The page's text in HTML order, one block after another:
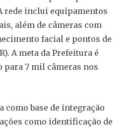
rede inclui equipamentos
além de câmeras com
facial e pontos de
A meta da Prefeitura é
para 7 mil câmeras nos
como base de integração
como identificação de